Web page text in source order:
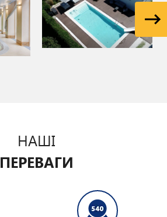
НАШІ
ПЕРЕВАГИ